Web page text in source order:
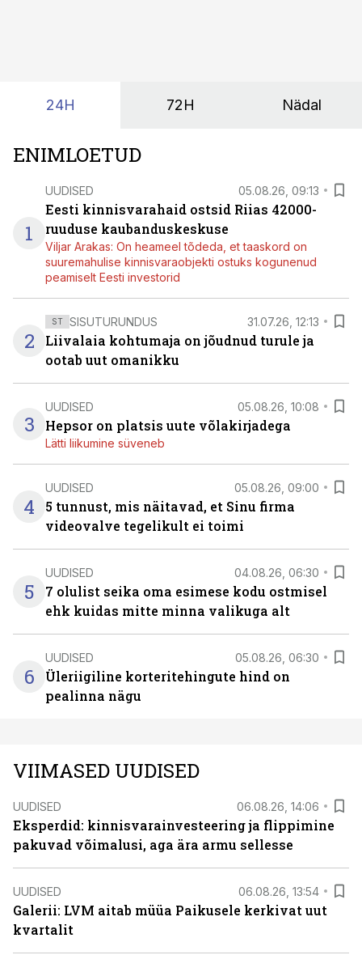
24H 72H Nädal
ENIMLOETUD
1
UUDISED 05.08.26, 09:13
Eesti kinnisvarahaid ostsid Riias 42000-
ruuduse kaubanduskeskuse
Viljar Arakas: On heameel tõdeda, et taaskord on
suuremahulise kinnisvaraobjekti ostuks kogunenud
peamiselt Eesti investorid
2
ST SISUTURUNDUS 31.07.26, 12:13
Liivalaia kohtumaja on jõudnud turule ja
ootab uut omanikku
3
UUDISED 05.08.26, 10:08
Hepsor on platsis uute võlakirjadega
Lätti liikumine süveneb
4
UUDISED 05.08.26, 09:00
5 tunnust, mis näitavad, et Sinu firma
videovalve tegelikult ei toimi
5
UUDISED 04.08.26, 06:30
7 olulist seika oma esimese kodu ostmisel
ehk kuidas mitte minna valikuga alt
6
UUDISED 05.08.26, 06:30
Üleriigiline korteritehingute hind on
pealinna nägu
VIIMASED UUDISED
UUDISED 06.08.26, 14:06
Eksperdid: kinnisvarainvesteering ja flippimine
pakuvad võimalusi, aga ära armu sellesse
UUDISED 06.08.26, 13:54
Galerii: LVM aitab müüa Paikusele kerkivat uut
kvartalit